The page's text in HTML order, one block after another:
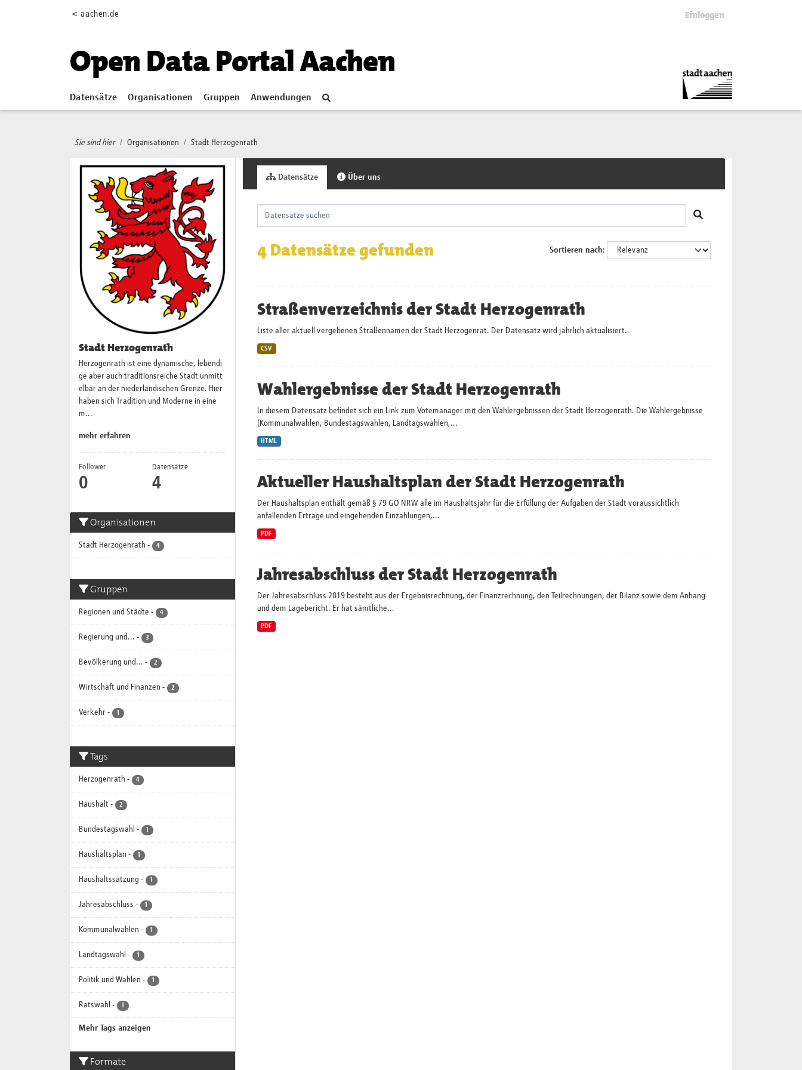
< aachen.de Einloggen
Open Data Portal Aachen
Datensätze Organisationen Gruppen Anwendungen
Sie sind hier Organisationen Stadt Herzogenrath
Stadt Herzogenrath
Herzogenrath ist eine dynamische, lebendi
ge aber auch traditionsreiche Stadt unmitt
elbar an der niederländischen Grenze. Hier
haben sich Tradition und Moderne in eine
m...
mehr erfahren
Follower
0
Datensätze
4
Organisationen
Stadt Herzogenrath - 4
Gruppen
Regionen und Städte - 4
Regierung und... - 3
Bevölkerung und... - 2
Wirtschaft und Finanzen - 2
Verkehr - 1
Tags
Herzogenrath - 4
Haushalt - 2
Bundestagswahl - 1
Haushaltsplan - 1
Haushaltssatzung - 1
Jahresabschluss - 1
Kommunalwahlen - 1
Landtagswahl - 1
Politik und Wahlen - 1
Ratswahl - 1
Mehr Tags anzeigen
Formate
Datensätze Über uns
Sortieren nach
4 Datensätze gefunden
Straßenverzeichnis der Stadt Herzogenrath
Liste aller aktuell vergebenen Straßennamen der Stadt Herzogenrat. Der Datensatz wird jährlich aktualisiert.
CSV
Wahlergebnisse der Stadt Herzogenrath
In diesem Datensatz befindet sich ein Link zum Votemanager mit den Wahlergebnissen der Stadt Herzogenrath. Die Wahlergebnisse
(Kommunalwahlen, Bundestagswahlen, Landtagswahlen,...
HTML
Aktueller Haushaltsplan der Stadt Herzogenrath
Der Haushaltsplan enthält gemäß § 79 GO NRW alle im Haushaltsjahr für die Erfüllung der Aufgaben der Stadt voraussichtlich
anfallenden Erträge und eingehenden Einzahlungen,...
PDF
Jahresabschluss der Stadt Herzogenrath
Der Jahresabschluss 2019 besteht aus der Ergebnisrechnung, der Finanzrechnung, den Teilrechnungen, der Bilanz sowie dem Anhang
und dem Lagebericht. Er hat sämtliche...
PDF